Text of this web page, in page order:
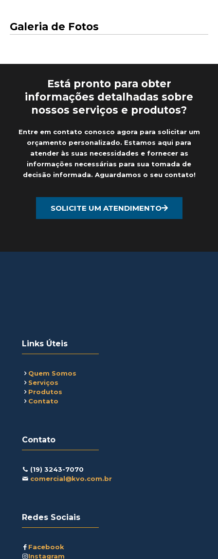
Galeria de Fotos
Está pronto para obter
informações detalhadas sobre
nossos serviços e produtos?
Entre em contato conosco agora para solicitar um
orçamento personalizado. Estamos aqui para
atender às suas necessidades e fornecer as
informações necessárias para sua tomada de
decisão informada. Aguardamos o seu contato!
SOLICITE UM ATENDIMENTO
Links Úteis
Quem Somos
Serviços
Produtos
Contato
Contato
(19) 3243-7070
comercial@kvo.com.br
Redes Sociais
Facebook
Instagram